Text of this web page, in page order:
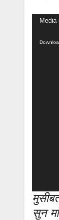
Video
Media
सुन